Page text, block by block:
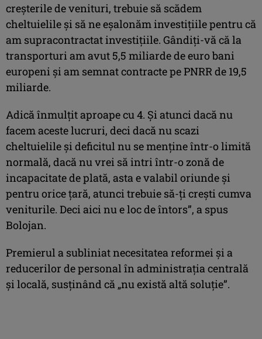
creşterile de venituri, trebuie să scădem
cheltuielile şi să ne eşalonăm investiţiile pentru că
am supracontractat investiţiile. Gândiţi-vă că la
transporturi am avut 5,5 miliarde de euro bani
europeni şi am semnat contracte pe PNRR de 19,5
miliarde.
Adică înmulţit aproape cu 4. Şi atunci dacă nu
facem aceste lucruri, deci dacă nu scazi
cheltuielile şi deficitul nu se menţine într-o limită
normală, dacă nu vrei să intri într-o zonă de
incapacitate de plată, asta e valabil oriunde şi
pentru orice ţară, atunci trebuie să-ţi creşti cumva
veniturile. Deci aici nu e loc de întors”, a spus
Bolojan.
Premierul a subliniat necesitatea reformei şi a
reducerilor de personal în administraţia centrală
şi locală, susţinând că „nu există altă soluţie”.